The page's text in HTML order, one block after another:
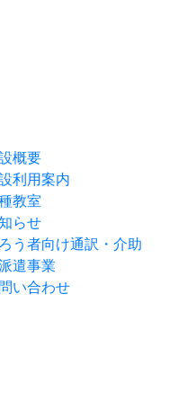
概要
利用案内
教室
らせ
う者向け通訳・介助
遣事業
い合わせ